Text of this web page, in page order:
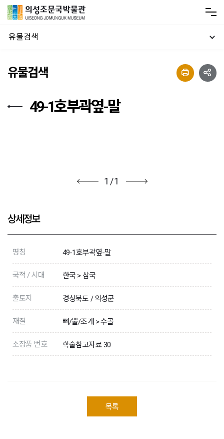
유물검색
유물검색
49-1호부곽옆-말
1 /1
상세정보
명칭 49-1호부곽옆-말
국적 / 시대 한국 > 삼국
출토지 경상북도 / 의성군
재질 뼈/뿔/조개 > 수골
소장품 번호 학술참고자료 30
목록